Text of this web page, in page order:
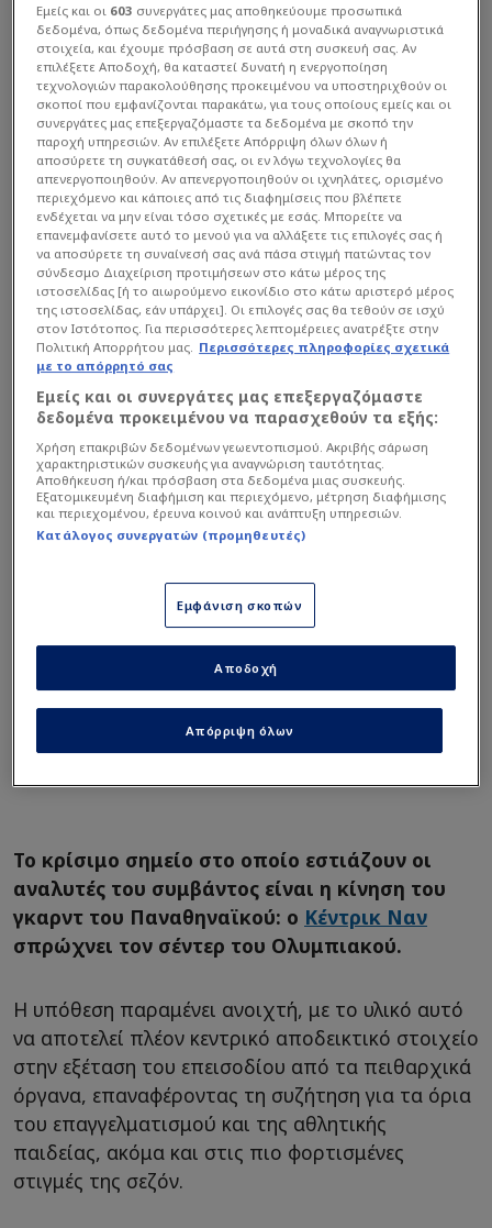
Η αποκάλυψη της κάμερας ασφαλείας
Το βίντεο, το οποίο δημοσίευσε το
dikastikoreportaz.gr, αποτελεί το «πρώτο
επεισόδιο» της σύγκρουσης, καθώς προηγείται
χρονικά της γνωστής πλέον επίθεσης του
Τζόουνς. Στα πλάνα που ήρθαν στο φως,
διακρίνεται ο διάλογος των δύο παικτών, ο
οποίος γρήγορα μετατρέπεται σε σωματική
αντιπαράθεση.
Το κρίσιμο σημείο στο οποίο εστιάζουν οι
αναλυτές του συμβάντος είναι η κίνηση του
γκαρντ του Παναθηναϊκού: ο Κέντρικ Ναν
σπρώχνει τον σέντερ του Ολυμπιακού.
Η υπόθεση παραμένει ανοιχτή, με το υλικό αυτό
να αποτελεί πλέον κεντρικό αποδεικτικό στοιχείο
στην εξέταση του επεισοδίου από τα πειθαρχικά
όργανα, επαναφέροντας τη συζήτηση για τα όρια
του επαγγελματισμού και της αθλητικής
παιδείας, ακόμα και στις πιο φορτισμένες
στιγμές της σεζόν.
Εμείς και οι 603 συνεργάτες μας αποθηκεύουμε προσωπικά
δεδομένα, όπως δεδομένα περιήγησης ή μοναδικά αναγνωριστικά
στοιχεία, και έχουμε πρόσβαση σε αυτά στη συσκευή σας. Αν
επιλέξετε Αποδοχή, θα καταστεί δυνατή η ενεργοποίηση
τεχνολογιών παρακολούθησης προκειμένου να υποστηριχθούν οι
σκοποί που εμφανίζονται παρακάτω, για τους οποίους εμείς και οι
συνεργάτες μας επεξεργαζόμαστε τα δεδομένα με σκοπό την
παροχή υπηρεσιών. Αν επιλέξετε Απόρριψη όλων όλων ή
αποσύρετε τη συγκατάθεσή σας, οι εν λόγω τεχνολογίες θα
απενεργοποιηθούν. Αν απενεργοποιηθούν οι ιχνηλάτες, ορισμένο
περιεχόμενο και κάποιες από τις διαφημίσεις που βλέπετε
ενδέχεται να μην είναι τόσο σχετικές με εσάς. Μπορείτε να
επανεμφανίσετε αυτό το μενού για να αλλάξετε τις επιλογές σας ή
να αποσύρετε τη συναίνεσή σας ανά πάσα στιγμή πατώντας τον
σύνδεσμο Διαχείριση προτιμήσεων στο κάτω μέρος της
ιστοσελίδας [ή το αιωρούμενο εικονίδιο στο κάτω αριστερό μέρος
της ιστοσελίδας, εάν υπάρχει]. Οι επιλογές σας θα τεθούν σε ισχύ
στον Ιστότοπος. Για περισσότερες λεπτομέρειες ανατρέξτε στην
Πολιτική Απορρήτου μας. Περισσότερες πληροφορίες σχετικά
με το απόρρητό σας
Εμείς και οι συνεργάτες μας επεξεργαζόμαστε
δεδομένα προκειμένου να παρασχεθούν τα εξής:
Χρήση επακριβών δεδομένων γεωεντοπισμού. Ακριβής σάρωση
χαρακτηριστικών συσκευής για αναγνώριση ταυτότητας.
Αποθήκευση ή/και πρόσβαση στα δεδομένα μιας συσκευής.
Εξατομικευμένη διαφήμιση και περιεχόμενο, μέτρηση διαφήμισης
και περιεχομένου, έρευνα κοινού και ανάπτυξη υπηρεσιών.
Κατάλογος συνεργατών (προμηθευτές)
Εμφάνιση σκοπών
Απόρριψη όλων
Αποδοχή